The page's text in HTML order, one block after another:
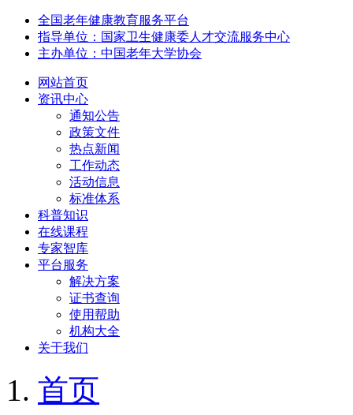
全国老年健康教育服务平台
指导单位：国家卫生健康委人才交流服务中心
主办单位：中国老年大学协会
网站首页
资讯中心
通知公告
政策文件
热点新闻
工作动态
活动信息
标准体系
科普知识
在线课程
专家智库
平台服务
解决方案
证书查询
使用帮助
机构大全
关于我们
首页